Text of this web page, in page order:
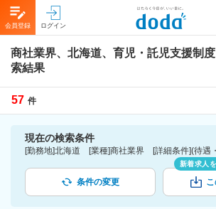
会員登録 ログイン
商社業界、北海道、育児・託児支援制度
索結果
57 件
現在の検索条件
条件の変更
新着求人